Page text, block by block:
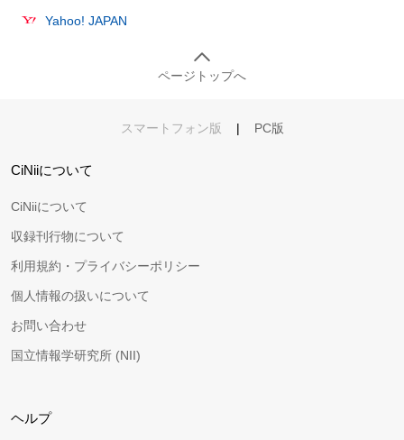
Yahoo! JAPAN
ページトップへ
スマートフォン版 | PC版
CiNiiについて
CiNiiについて
収録刊行物について
利用規約・プライバシーポリシー
個人情報の扱いについて
お問い合わせ
国立情報学研究所 (NII)
ヘルプ